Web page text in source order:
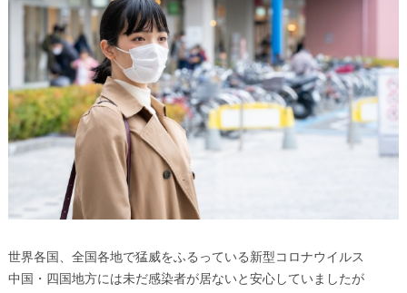
世界各国、全国各地で猛威をふるっている新型コロナウイルス
中国・四国地方には未だ感染者が居ないと安心していましたが